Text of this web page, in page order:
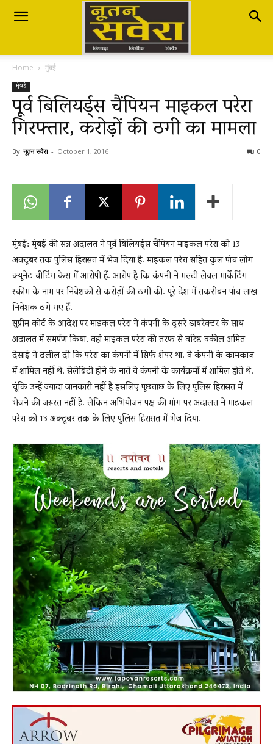
Nutan
Savera
नूतन
Breaking
News
LIVE
Home मुंबई
मुंबई
पूर्व बिलियर्ड्स चैंपियन माइकल परेरा
गिरफ्तार, करोड़ों की ठगी का मामला
By नूतन सवेरा - October 1, 2016 0
मुंबई: मुंबई की सत्र अदालत ने पूर्व बिलियर्ड्स चैंपियन माइकल परेरा को 13
अक्टूबर तक पुलिस हिरासत में भेज दिया है. माइकल परेरा सहित कुल पांच लोग
क्यूनेट चीटिंग केस में आरोपी हैं. आरोप है कि कंपनी ने मल्टी लेवल मार्केटिंग
स्कीम के नाम पर निवेशकों से करोड़ों की ठगी की. पूरे देश में तकरीबन पांच लाख
निवेशक ठगे गए हैं.
सुप्रीम कोर्ट के आदेश पर माइकल परेरा ने कंपनी के दूसरे डायरेक्टर के साथ
अदालत में समर्पण किया. वहां माइकल परेरा की तरफ से वरिष्ठ वकील अमित
देसाई ने दलील दी कि परेरा का कंपनी में सिर्फ शेयर था. वे कंपनी के कामकाज
में शामिल नहीं थे. सेलेब्रिटी होने के नाते वे कंपनी के कार्यक्रमों में शामिल होते थे.
चूंकि उन्हें ज्यादा जानकारी नहीं है इसलिए पूछताछ के लिए पुलिस हिरासत में
भेजने की जरूरत नहीं है. लेकिन अभियोजन पक्ष की मांग पर अदालत ने माइकल
परेरा को 13 अक्टूबर तक के लिए पुलिस हिरासत में भेज दिया.